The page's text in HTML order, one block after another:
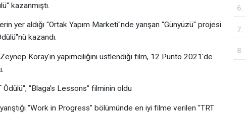
kazanmıştı.
yer aldığı "Ortak Yapım Marketi"nde yarışan "Günyüzü" projesi
kazandı.
Koray'ın yapımcılığını üstlendiği film, 12 Punto 2021'de
"Blaga's Lessons" filminin oldu
"Work in Progress" bölümünde en iyi filme verilen "TRT
6.
7.
8.